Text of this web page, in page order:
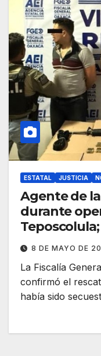
ESTATAL JUSTICIA
Agente de
durante
garantiza
8 DE MAYO DE
La Fiscalía
confirmó el
había sido